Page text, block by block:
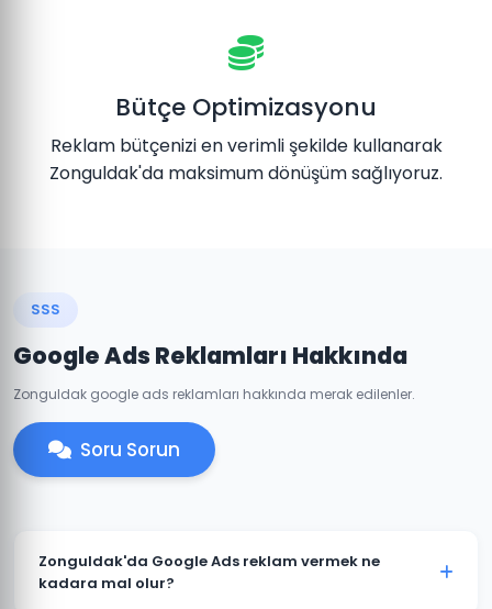
Bütçe Optimizasyonu
Reklam bütçenizi en verimli şekilde kullanarak
Zonguldak'da maksimum dönüşüm sağlıyoruz.
SSS
Google Ads Reklamları Hakkında
Zonguldak google ads reklamları hakkında merak edilenler.
Soru Sorun
Zonguldak'da Google Ads reklam vermek ne
kadara mal olur?